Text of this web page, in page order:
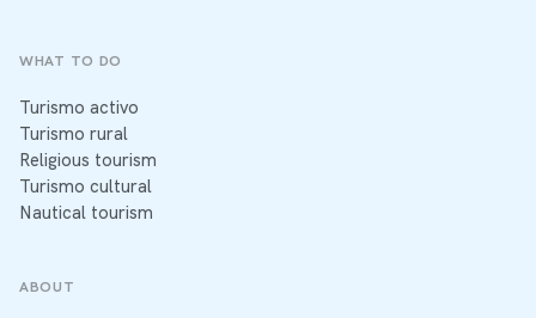
WHAT TO DO
Turismo activo
Turismo rural
Religious tourism
Turismo cultural
Nautical tourism
ABOUT